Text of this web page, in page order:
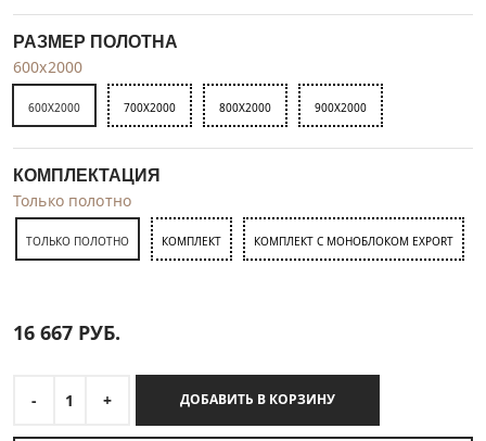
РАЗМЕР ПОЛОТНА
600x2000
600X2000 700X2000 800X2000 900X2000
КОМПЛЕКТАЦИЯ
Только полотно
ТОЛЬКО ПОЛОТНО КОМПЛЕКТ КОМПЛЕКТ С МОНОБЛОКОМ EXPORT
16 667 РУБ.
- 1 + ДОБАВИТЬ В КОРЗИНУ